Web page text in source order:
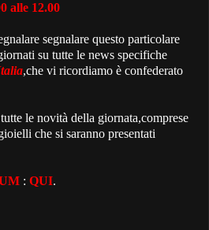
alle 12.00
segnalare questo particolare
su tutte le news specifiche
,che vi ricordiamo è confederato
le novità della giornata,comprese
che si saranno presentati
: QUI.